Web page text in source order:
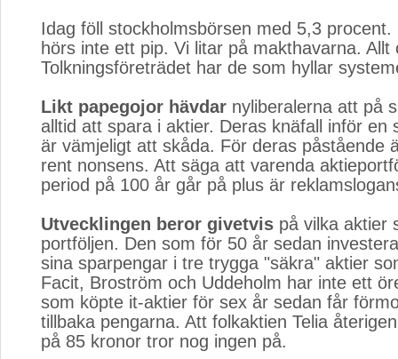
Idag föll stockholmsbörsen med 5,3
hörs inte ett pip. Vi litar på makthavarna. Allt
Tolkningsföreträdet har de som hyllar
Likt papegojor hävdar nyliberalerna att på
alltid att spara i aktier. Deras knäfall inför en
är vämjeligt att skåda. För deras påstående
rent nonsens. Att säga att varenda
period på 100 år går på plus är
Utvecklingen beror givetvis på vilka aktier
portföljen. Den som för 50 år sedan
sina sparpengar i tre trygga "säkra" aktier
Facit, Broström och Uddeholm har inte ett
som köpte it-aktier för sex år sedan får
tillbaka pengarna. Att folkaktien Telia
på 85 kronor tror nog ingen på.